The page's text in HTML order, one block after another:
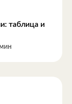
таблица и